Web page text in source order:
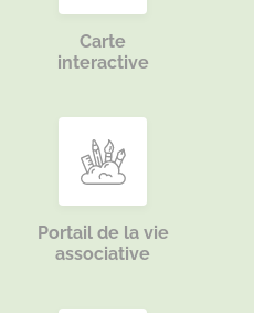
Carte
interactive
Portail de la vie
associative